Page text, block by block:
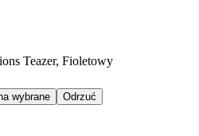
wybrane Odrzuć
Teazer, Fioletowy